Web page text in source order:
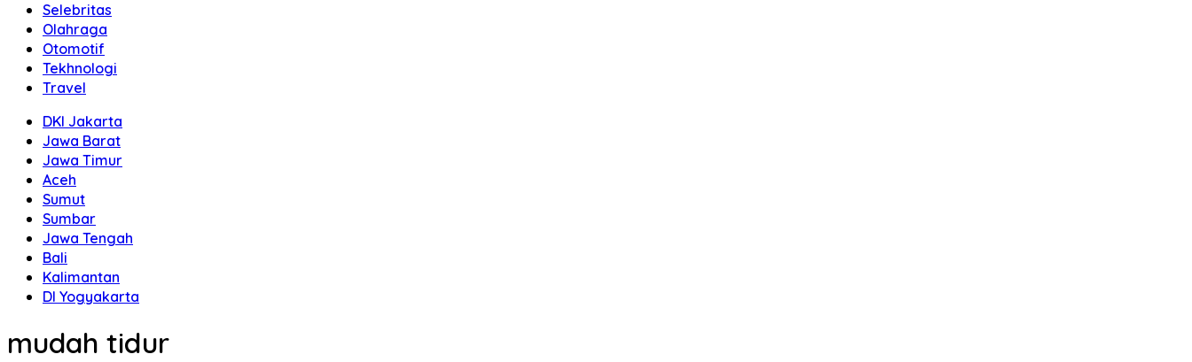
Selebritas
Olahraga
Otomotif
Tekhnologi
Travel
DKI Jakarta
Jawa Barat
Jawa Timur
Aceh
Sumut
Sumbar
Jawa Tengah
Bali
Kalimantan
DI Yogyakarta
mudah tidur